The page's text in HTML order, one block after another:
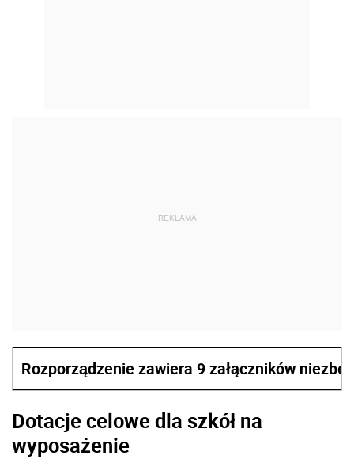
REKLAMA
Rozporządzenie zawiera 9 załączników
Dotacje celowe dla szkół na
wyposażenie